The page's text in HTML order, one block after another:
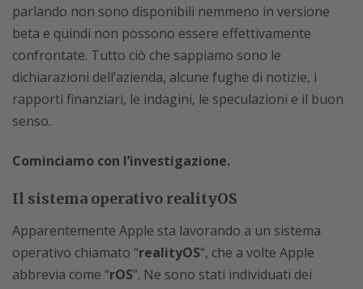
parlando non sono disponibili nemmeno in versione
beta e quindi non possono essere effettivamente
confrontate. Tutto ciò che sappiamo sono le
dichiarazioni dell’azienda, alcune fughe di notizie, i
rapporti finanziari, le indagini, le speculazioni e il buon
senso.
Cominciamo con l’investigazione.
Il sistema operativo realityOS
Apparentemente Apple sta lavorando a un sistema
operativo chiamato “realityOS“, che a volte Apple
abbrevia come “rOS”. Ne sono stati individuati dei